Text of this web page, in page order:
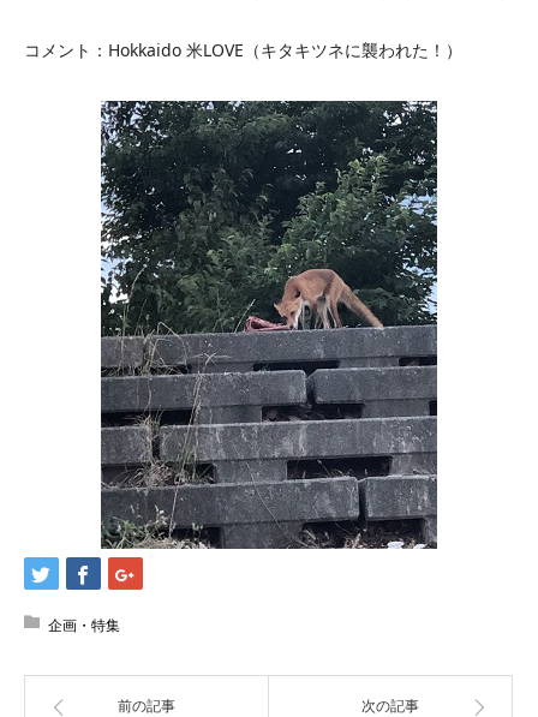
コメント：Hokkaido 米LOVE（キタキツネに襲われた！）
企画・特集
前の記事 次の記事